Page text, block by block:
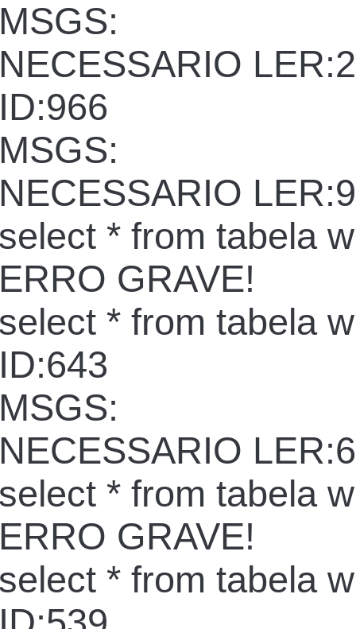
* from tabela
GRAVE!
* from tabela
* from tabela
GRAVE!
* from tabela